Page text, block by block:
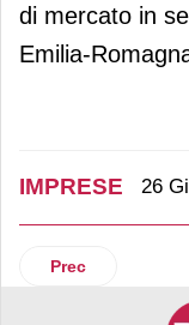
di mercato in
Emilia-
IMPRESE 26
Articolo
Prec